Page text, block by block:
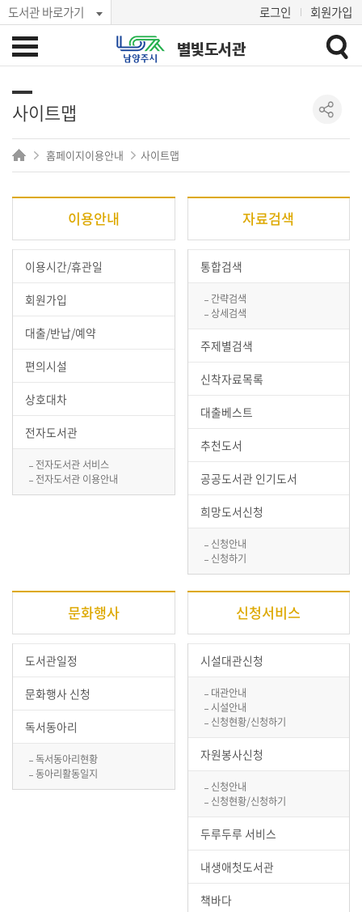
도서관 바로가기 로그인 회원가입
별빛도서관
사이트맵
홈페이지이용안내 사이트맵
이용안내
이용시간/휴관일
회원가입
대출/반납/예약
편의시설
상호대차
전자도서관
전자도서관 서비스
전자도서관 이용안내
자료검색
통합검색
간략검색
상세검색
주제별검색
신착자료목록
대출베스트
추천도서
공공도서관 인기도서
희망도서신청
신청안내
신청하기
문화행사
도서관일정
문화행사 신청
독서동아리
독서동아리현황
동아리활동일지
신청서비스
시설대관신청
대관안내
시설안내
신청현황/신청하기
자원봉사신청
신청안내
신청현황/신청하기
두루두루 서비스
내생애첫도서관
책바다